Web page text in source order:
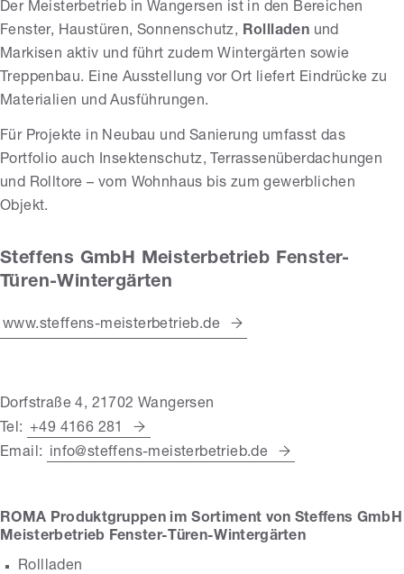
Der Meisterbetrieb in Wangersen ist in den Bereichen
Fenster, Haustüren, Sonnenschutz, Rollladen und
Markisen aktiv und führt zudem Wintergärten sowie
Treppenbau. Eine Ausstellung vor Ort liefert Eindrücke zu
Materialien und Ausführungen.
Für Projekte in Neubau und Sanierung umfasst das
Portfolio auch Insektenschutz, Terrassenüberdachungen
und Rolltore – vom Wohnhaus bis zum gewerblichen
Objekt.
Steffens GmbH Meisterbetrieb Fenster-
Türen-Wintergärten
www.steffens-meisterbetrieb.de
Dorfstraße 4, 21702 Wangersen
Tel: +49 4166 281
Email:
info@steffens-meisterbetrieb.de
ROMA Produktgruppen im Sortiment von Steffens GmbH
Meisterbetrieb Fenster-Türen-Wintergärten
Rollladen